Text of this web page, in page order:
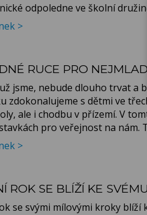
odpoledne ve školní
>
RUCE PRO
jsme, nebude dlouho trvat a
zdokonalujeme s dětmi ve
ale i chodbu v přízemí. V
pro veřejnost na nám.
>
ROK SE BLÍŽÍ KE
se svými mílovými kroky blíží